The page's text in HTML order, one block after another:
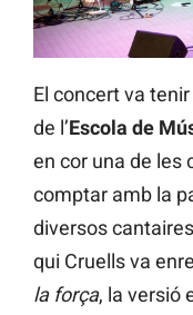
El concert va
de l’Escola de
en cor una de les
comptar amb la
diversos
qui Cruells va
la força, la versió